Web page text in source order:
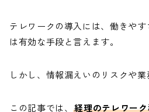
テレワークの導入には、働きや
は有効な手段と言えます。
しかし、情報漏えいのリスクや
この記事では、経理のテレワー